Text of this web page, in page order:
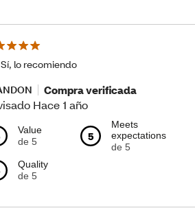
Sí, lo recomiendo
Compra verificada
Hace 1 año
Value
de 5
5
Meets
expectations
de 5
Quality
de 5